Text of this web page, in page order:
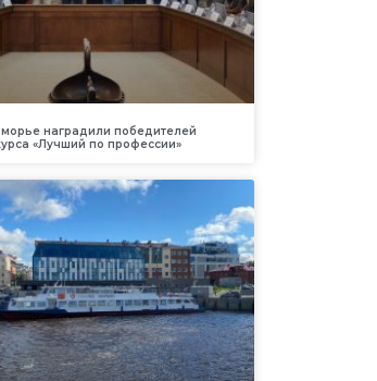
наградили победителей
«Лучший по профессии»